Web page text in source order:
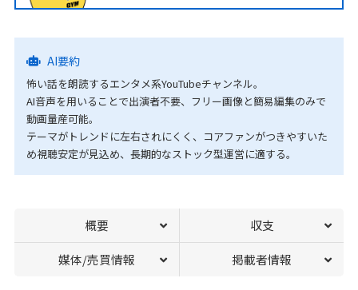
AI要約
怖い話を朗読するエンタメ系YouTubeチャンネル。
AI音声を用いることで出演者不要、フリー画像と簡易編集のみで
動画量産可能。
テーマがトレンドに左右されにくく、コアファンがつきやすいた
め視聴安定が見込め、長期的なストック型運営に適する。
概要 収支
媒体/売買情報 掲載者情報